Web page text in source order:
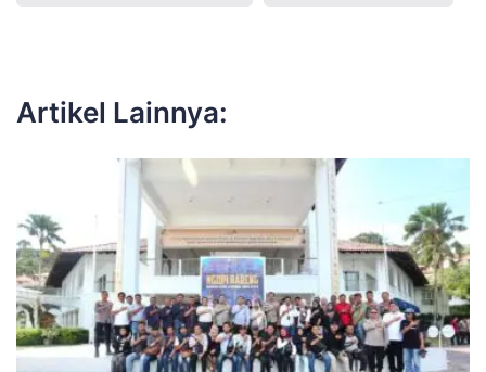
Artikel Lainnya: